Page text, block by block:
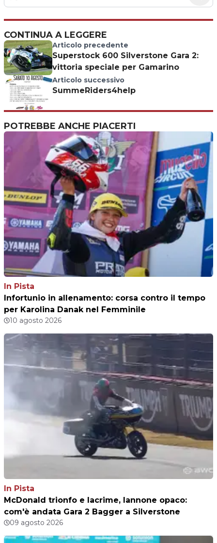
CONTINUA A LEGGERE
Articolo precedente
Superstock 600 Silverstone Gara 2:
vittoria speciale per Gamarino
Articolo successivo
SummeRiders4help
POTREBBE ANCHE PIACERTI
In Pista
Infortunio in allenamento: corsa contro il tempo
per Karolina Danak nel Femminile
10 agosto 2026
In Pista
McDonald trionfo e lacrime, Iannone opaco:
com'è andata Gara 2 Bagger a Silverstone
09 agosto 2026